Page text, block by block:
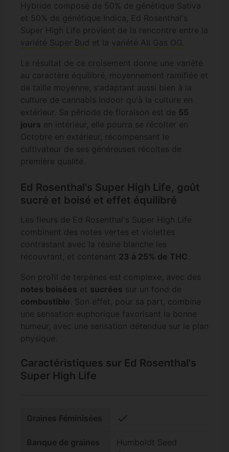
Hybride composé de 50% de génétique Sativa
et 50% de génétique Indica, Ed Rosenthal's
Super High Life provient de la rencontre entre la
variété Super Bud et la variété All Gas OG .
Le résultat de ce croisement donne une variété
au caractère équilibré, moyennement ramifiée et
de taille moyenne, s'adaptant aussi bien à la
culture de cannabis indoor qu'à la culture en
extérieur. Sa période de floraison est de 55
jours en intérieur, elle pourra se récolter en
Octobre en extérieur, récompensant le
cultivateur de ses généreuses récoltes de
première qualité.
Ed Rosenthal's Super High Life, goût
sucré et boisé et effet équilibré
Les fleurs de Ed Rosenthal's Super High Life
combinent des notes vertes et violettes
contrastant avec la résine blanche les
recouvrant, et contenant 23 à 25% de THC.
Son profil de terpènes est complexe, avec des
notes boisées et sucrées sur un fond de
combustible. Son effet, pour sa part, combine
une sensation euphorique favorisant la bonne
humeur, avec une sensation détendue sur le plan
physique.
Caractéristiques sur Ed Rosenthal's
Super High Life
Graines Féminisées check
Banque de graines
Humboldt Seed